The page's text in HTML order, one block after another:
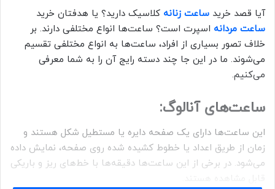
آیا قصد خرید ساعت زنانه کلاسیک دارید؟ یا هدفتان خرید
ساعت مردانه اسپرت است؟ ساعت‌ها انواع مختلفی دارند. بر
خلاف تصور بسیاری از افراد، ساعت‌ها به انواع مختلفی تقسیم
می‌شوند. ما در این جا چند دسته رایج آن را به شما معرفی
می‌کنیم.
ساعت‌های آنالوگ:
این ساعت‌ها دارای یک صفحه دایره یا مستطیل شکل هستند و
زمان از طریق اعداد یا خطوط کشیده شده روی صفحه، نمایش داده
می‌شود. در برخی از این ساعت‌ها دقیقه‌ها با خط‌های ریز و باریکی